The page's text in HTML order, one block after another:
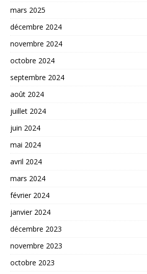
mars 2025
décembre 2024
novembre 2024
octobre 2024
septembre 2024
août 2024
juillet 2024
juin 2024
mai 2024
avril 2024
mars 2024
février 2024
janvier 2024
décembre 2023
novembre 2023
octobre 2023